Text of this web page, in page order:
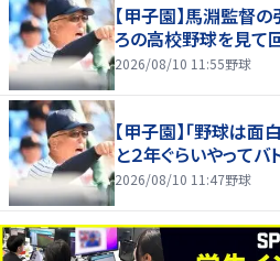
【甲子園】馬淵監督
ろの高校野球を見て
2026/08/10 11:55野球
【甲子園】「野球は面
と２年ぐらいやって
2026/08/10 11:47野球